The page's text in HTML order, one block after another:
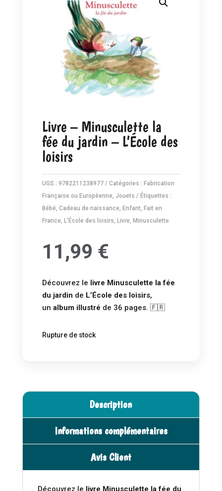
Livre – Minusculette la
fée du jardin – L’École des
loisirs
UGS : 9782211238977 Catégories : Fabrication
Française ou Européenne, Jouets
Étiquettes :
Bébé, Cadeau de naissance, Enfant, Fait en
France, L'École des loisirs, Livre, Minusculette
11,99 €
Découvrez le livre Minusculette la fée
du jardin de L’École des loisirs,
un album illustré de 36 pages. 🇫🇷
Rupture de stock
Description
Informations complémentaires
Avis Client
Découvrez le livre Minusculette la fée du